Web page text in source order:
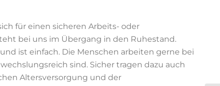
für einen sicheren Arbeits- oder
bei uns im Übergang in den Ruhestand.
ist einfach. Die Menschen arbeiten gerne bei
sind. Sicher tragen dazu auch
Altersversorgung und der